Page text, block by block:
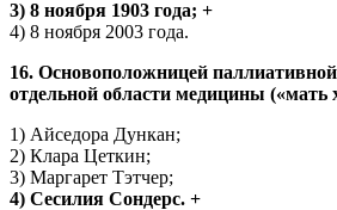
3) 8 ноября 1903 года; +
4) 8 ноября 2003 года.
16. Основоположницей
отдельной области медицины («мать
1) Айседора Дункан;
2) Клара Цеткин;
3) Маргарет Тэтчер;
4) Сесилия Сондерс. +